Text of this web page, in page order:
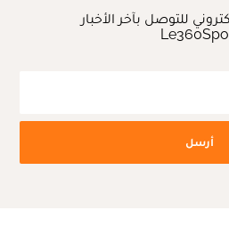
للتوصل بآخر الأخبار
أرسل